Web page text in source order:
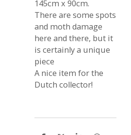
145cm x 90cm.
There are some spots
and moth damage
here and there, but it
is certainly a unique
piece
A nice item for the
Dutch collector!